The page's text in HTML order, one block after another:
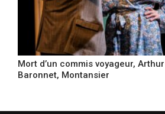
Mort d’un commis voyageur,
Baronnet, Montansier